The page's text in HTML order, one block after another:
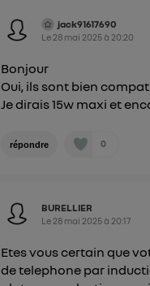
jack91617690
Le 28 mai 2025à 20:20
Bonjour
Oui, ils sont bien
Je dirais 15w maxi et
répondre 0
BURELLIER
Le 28 mai 2025à 20:17
Etes vous certain que
de telephone par